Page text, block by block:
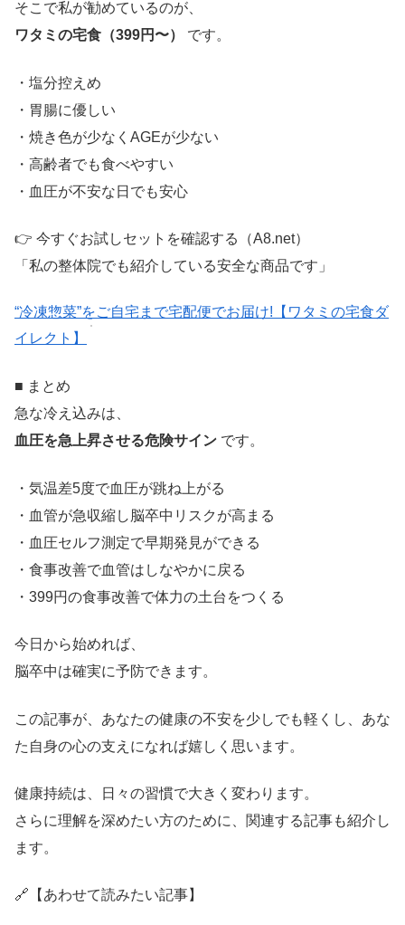
そこで私が勧めているのが、
ワタミの宅食（399円〜）
です。
・塩分控えめ
・胃腸に優しい
・焼き色が少なくAGEが少ない
・高齢者でも食べやすい
・血圧が不安な日でも安心
👉 今すぐお試しセットを確認する（A8.net）
「私の整体院でも紹介している安全な商品です」
“冷凍惣菜”をご自宅まで宅配便でお届け!【ワタミの宅食ダ
イレクト】
■ まとめ
急な冷え込みは、
血圧を急上昇させる危険サイン です。
・気温差5度で血圧が跳ね上がる
・血管が急収縮し脳卒中リスクが高まる
・血圧セルフ測定で早期発見ができる
・食事改善で血管はしなやかに戻る
・399円の食事改善で体力の土台をつくる
今日から始めれば、
脳卒中は確実に予防できます。
この記事が、あなたの健康の不安を少しでも軽くし、あな
た自身の心の支えになれば嬉しく思います。
健康持続は、日々の習慣で大きく変わります。
さらに理解を深めたい方のために、関連する記事も紹介し
ます。
🔗【あわせて読みたい記事】